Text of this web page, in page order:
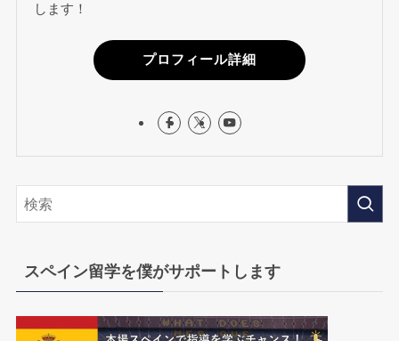
します！
プロフィール詳細
スペイン留学を僕がサポートします